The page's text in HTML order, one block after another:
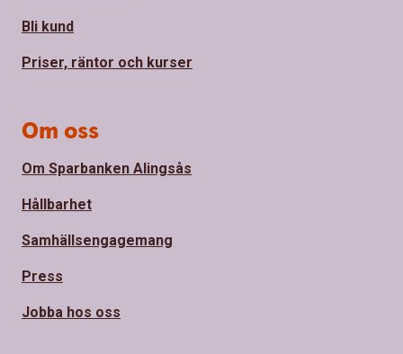
Bli kund
Priser, räntor och kurser
Om oss
Om Sparbanken Alingsås
Hållbarhet
Samhällsengagemang
Press
Jobba hos oss